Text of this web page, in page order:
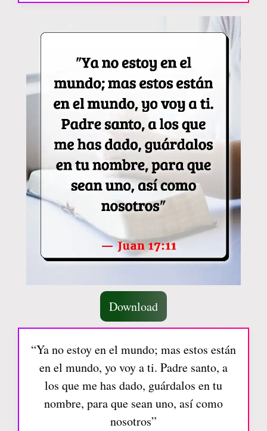
Download
“Ya no estoy en el mundo; mas estos están
en el mundo, yo voy a ti. Padre santo, a
los que me has dado, guárdalos en tu
nombre, para que sean uno, así como
nosotros”